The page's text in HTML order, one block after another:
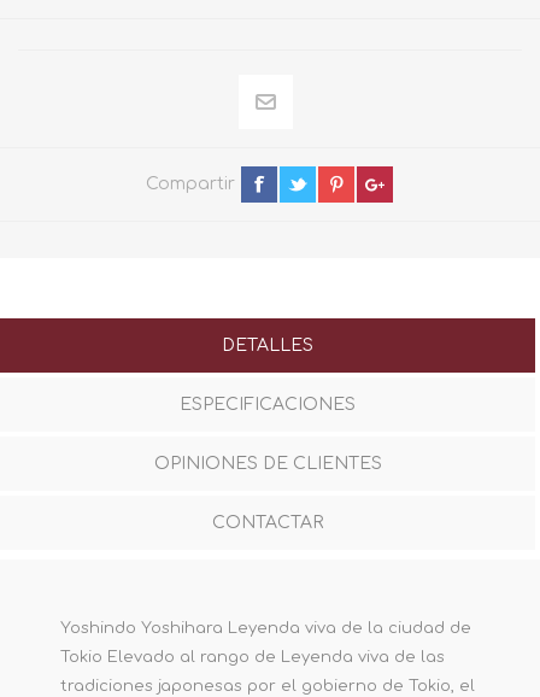
Compartir
DETALLES
ESPECIFICACIONES
OPINIONES DE CLIENTES
CONTACTAR
Yoshindo Yoshihara Leyenda viva de la ciudad de
Tokio Elevado al rango de Leyenda viva de las
tradiciones japonesas por el gobierno de Tokio, el